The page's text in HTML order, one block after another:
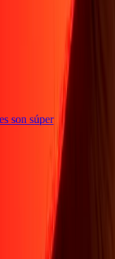
son súper
Blog